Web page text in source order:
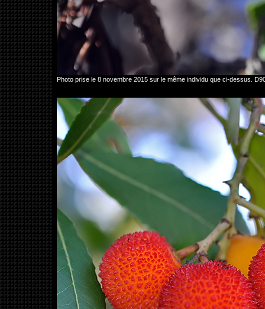
Photo prise le 8 novembre 2015 sur le même individu que ci-dessus.